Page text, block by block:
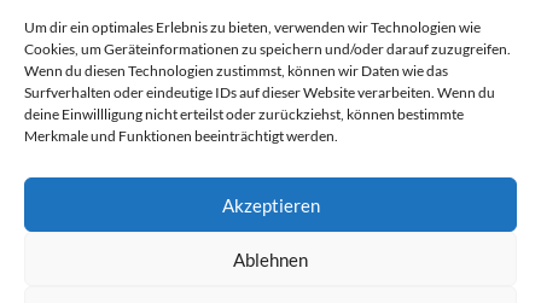
Um dir ein optimales Erlebnis zu bieten, verwenden wir Technologien wie
Cookies, um Geräteinformationen zu speichern und/oder darauf zuzugreifen.
Wenn du diesen Technologien zustimmst, können wir Daten wie das
Surfverhalten oder eindeutige IDs auf dieser Website verarbeiten. Wenn du
deine Einwillligung nicht erteilst oder zurückziehst, können bestimmte
Merkmale und Funktionen beeinträchtigt werden.
Akzeptieren
Ablehnen
Facebook
Instagram